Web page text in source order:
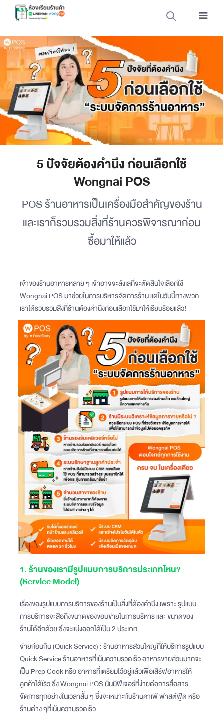
5 ปัจจัยต้องคำนึง ก่อนเลือกใช้
Wongnai POS
POS ร้านอาหารเป็นเครื่องมือสำคัญของร้าน
และเราก็รวบรวมสิ่งที่ร้านควรพิจารณาก่อน
ซื้อมาให้แล้ว
เจ้าของร้านอาหารหลาย ๆ เจ้าอาจจะลังเลที่จะตัดสินใจเลือกใช้
Wongnai POS มาช่วยในการบริหารจัดการร้าน แต่ในวันนี้ทางพวก
เราได้รวบรวมสิ่งที่ร้านต้องคำนึงก่อนเลือกใช้มาให้เรียบร้อยแล้ว!
1. ร้านของเรามีรูปแบบการบริการประเภทไหน?
(Service Model)
เรื่องของรูปแบบการบริการของร้านเป็นสิ่งที่ต้องคำนึง เพราะ รูปแบบ
การบริการจะสื่อถึงขนาดของขอบข่ายในการบริหาร และ ขนาดของ
ร้านได้อีกด้วย ซึ่งจะแบ่งออกได้เป็น 2 ประเภท
จ่ายก่อนกิน (Quick Service) : ร้านอาหารส่วนใหญ่ที่ให้บริการรูปแบบ
Quick Service ร้านอาหารที่เน้นความรวดเร็ว อาหารขายส่วนมากจะ
เป็น Prep Cook หรือ อาหารที่เตรียมไว้อยู่แล้วเพื่อเสิร์ฟอาหารให้
ลูกค้าได้เร็ว ซึ่ง Wongnai POS นั่นมีฟีเจอร์ที่ง่ายต่อการสื่อสาร
จัดการทุกอย่างในเวลาสั้น ๆ ซึ่งจะเหมาะกับร้านคาเฟ่ ฟาสต์ฟู้ด หรือ
ร้านต่าง ๆที่เน้นความรวดเร็ว